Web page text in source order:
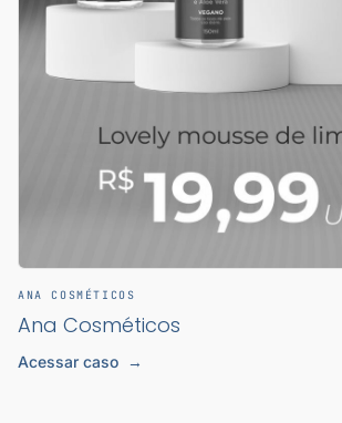
ANA COSMÉTICOS
Ana Cosméticos
Acessar caso →